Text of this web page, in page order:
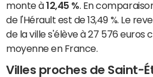
monte à12,45 % . En
de l'Hérault est de 13,49 %. Le
de la ville s'élève à 27 576 euros
moyenne en France.
Villes proches de Saint-